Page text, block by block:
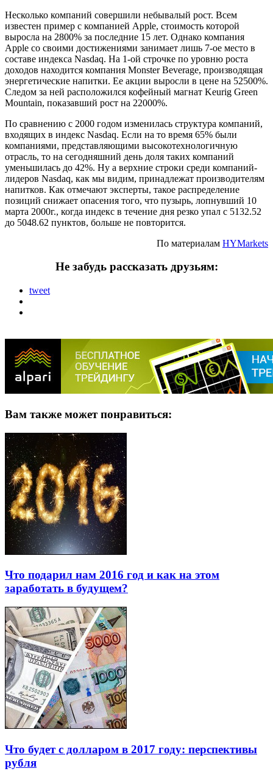
Несколько компаний совершили небывалый рост. Всем
известен пример с компанией Apple, стоимость которой
выросла на 2800% за последние 15 лет. Однако компания
Apple со своими достижениями занимает лишь 7-ое место в
составе индекса Nasdaq. На 1-ой строчке по уровню роста
доходов находится компания Monster Beverage, производящая
энергетические напитки. Ее акции выросли в цене на 52500%.
Следом за ней расположился кофейный магнат Keurig Green
Mountain, показавший рост на 22000%.
По сравнению с 2000 годом изменилась структура компаний,
входящих в индекс Nasdaq. Если на то время 65% были
компаниями, представляющими высокотехнологичную
отрасль, то на сегодняшний день доля таких компаний
уменьшилась до 42%. Ну а верхние строки среди компаний-
лидеров Nasdaq, как мы видим, принадлежат производителям
напитков. Как отмечают эксперты, такое распределение
позиций снижает опасения того, что пузырь, лопнувший 10
марта 2000г., когда индекс в течение дня резко упал с 5132.52
до 5048.62 пунктов, больше не повторится.
По материалам HYMarkets
Не забудь рассказать друзьям:
tweet
Вам также может понравиться:
Что подарил нам 2016 год и как на этом
заработать в будущем?
Что будет с долларом в 2017 году: перспективы
рубля